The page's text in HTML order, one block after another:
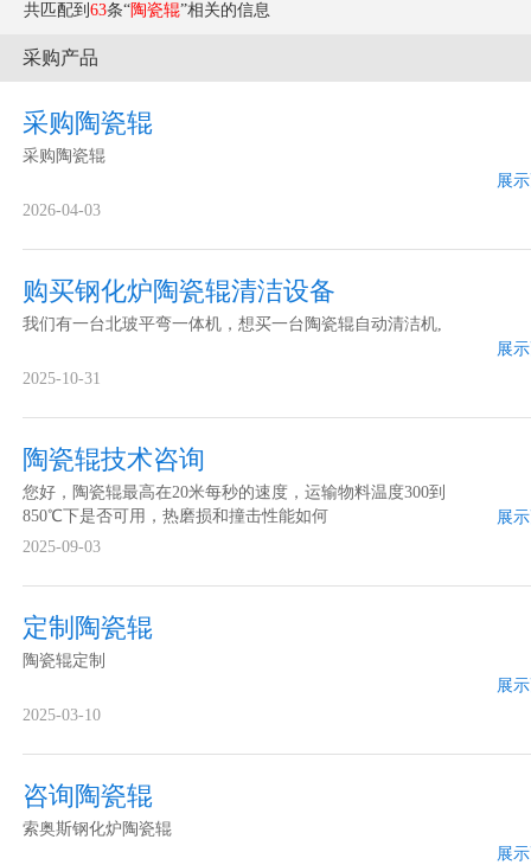
共匹配到 63条“陶瓷辊”相关的信息
采购产品
采购陶瓷辊
采购陶瓷辊
展
2026-04-03
购买钢化炉陶瓷辊清洁设备
我们有一台北玻平弯一体机，想买一台陶瓷辊自动清洁机,
展
2025-10-31
陶瓷辊技术咨询
您好，陶瓷辊最高在20米每秒的速度，运输物料温度300到
850℃下是否可用，热磨损和撞击性能如何
展
2025-09-03
定制陶瓷辊
陶瓷辊定制
展
2025-03-10
咨询陶瓷辊
索奥斯钢化炉陶瓷辊
展